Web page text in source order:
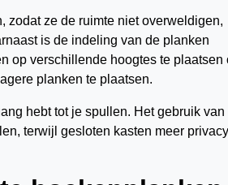
zodat ze de ruimte niet overweldigen,
is de indeling van de planken
op verschillende hoogtes te plaatsen
planken te plaatsen.
hebt tot je spullen. Het gebruik van
terwijl gesloten kasten meer privacy